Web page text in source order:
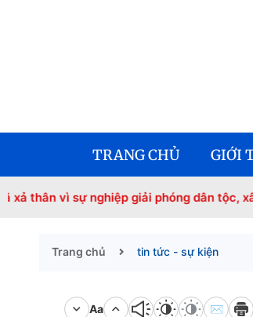
TRANG CHỦ GIỚI
nghiệp giải phóng dân tộc, xây dựng và
Trang chủ tin tức - sự kiện
Aa ✉